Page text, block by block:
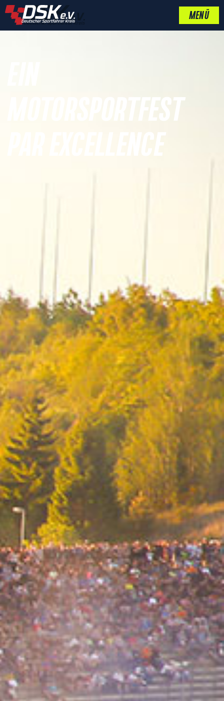
MENÜ
MOTORSPORTFEST
PAR EXCELLENCE